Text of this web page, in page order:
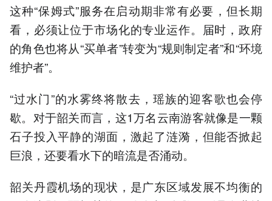
这种“保姆式”服务在启动期非常有必要，但长期
看，必须让位于市场化的专业运作。届时，政府
的角色也将从“买单者”转变为“规则制定者”和“环境
维护者”。
“过水门”的水雾终将散去，瑶族的迎客歌也会停
歇。对于韶关而言，这1万名云南游客就像是一颗
石子投入平静的湖面，激起了涟漪，但能否掀起
巨浪，还要看水下的暗流是否涌动。
韶关丹霞机场的现状，是广东区域发展不均衡的